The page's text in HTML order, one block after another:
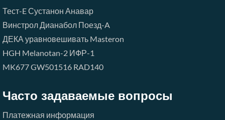
Тест-EСустанон Анавар
ВинстролДианабол Поезд-A
ДЕКА уравновешивать Masteron
HGH Melanotan-2 ИФР-1
MK677GW501516 RAD140
Часто задаваемые вопросы
Платежная информация